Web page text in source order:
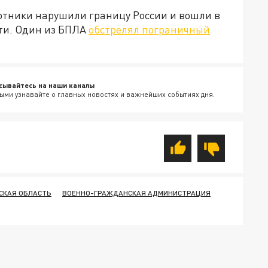
нарушили границу России и вошли в
Один из БПЛАобстрелял пограничный
на наши каналы
узнавайте о главных новостях и важнейших событиях дня.
ОБЛАСТЬ ВОЕННО-ГРАЖДАНСКАЯ АДМИНИСТРАЦИЯ